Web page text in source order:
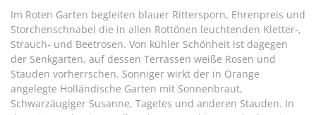
Im Roten Garten begleiten blauer Rittersporn, Ehrenpreis und
Storchenschnabel die in allen Rottönen leuchtenden Kletter-,
Strauch- und Beetrosen. Von kühler Schönheit ist dagegen
der Senkgarten, auf dessen Terrassen weiße Rosen und
Stauden vorherrschen. Sonniger wirkt der in Orange
angelegte Holländische Garten mit Sonnenbraut,
Schwarzäugiger Susanne, Tagetes und anderen Stauden. In